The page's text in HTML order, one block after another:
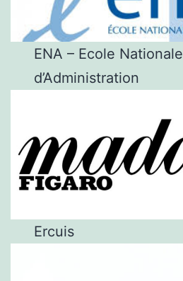
ENA – Ecole Nationale
d’Administration
Ercuis